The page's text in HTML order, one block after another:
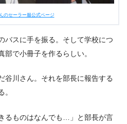
のセーラー服公式ページ
バスに手を振る。そして学校につ
部で小冊子を作るらしい。
谷川さん。それを部長に報告する
。
るものはなんでも…」と部長が言